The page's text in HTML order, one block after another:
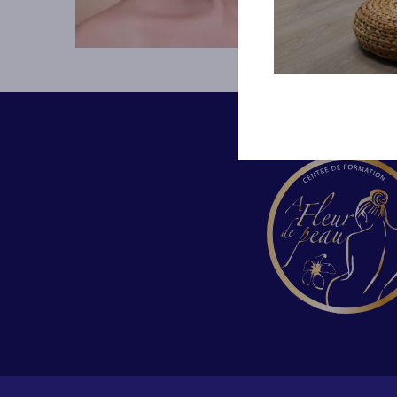
La formation Maquillage Expert
regroupe l'ensemble des
serrez capables de réaliser et
Le
entretien
événement
cérémonie
En